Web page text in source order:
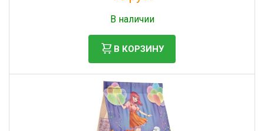
В наличии
В КОРЗИНУ